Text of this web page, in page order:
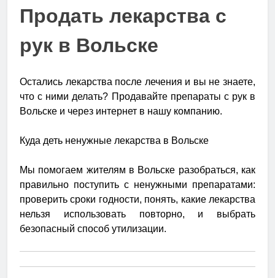
Продать лекарства с
рук в Вольске
Остались лекарства после лечения и вы не знаете,
что с ними делать? Продавайте препараты с рук в
Вольске и через интернет в нашу компанию.
Куда деть ненужные лекарства в Вольске
Мы помогаем жителям в Вольске разобраться, как
правильно поступить с ненужными препаратами:
проверить сроки годности, понять, какие лекарства
нельзя использовать повторно, и выбрать
безопасный способ утилизации.